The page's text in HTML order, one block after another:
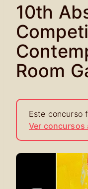
10th
Room
Este concurso
Ver concursos